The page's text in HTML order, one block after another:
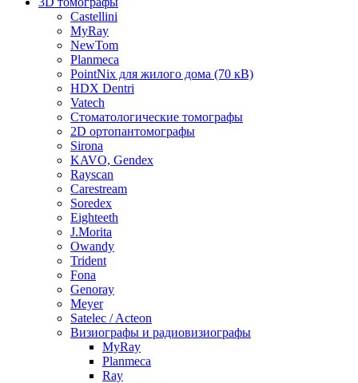
Castellini
MyRay
NewTom
Planmeca
PointNix для жилого дома (70 кВ)
HDX Dentri
Vatech
Стоматологические томографы
2D ортопантомографы
Sirona
KAVO, Gendex
Rayscan
Carestream
Soredex
Eighteeth
J.Morita
Owandy
Trident
Fona
Genoray
Meyer
Satelec / Acteon
Визиографы и радиовизиографы
MyRay
Planmeca
Ray